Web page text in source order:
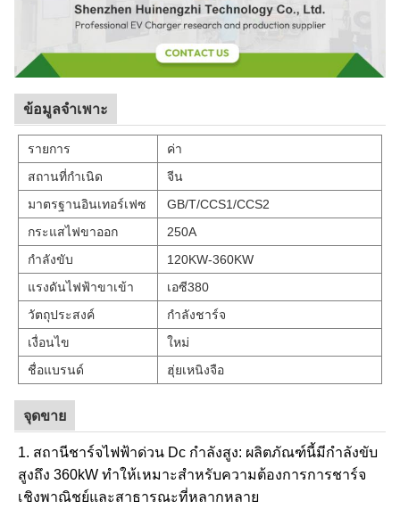
ข้อมูลจำเพาะ
รายการ
ค่า
สถานที่กำเนิด
จีน
มาตรฐานอินเทอร์เฟซ
GB/T/CCS1/CCS2
กระแสไฟขาออก
250A
กำลังขับ
120KW-360KW
แรงดันไฟฟ้าขาเข้า
เอซี380
วัตถุประสงค์
กำลังชาร์จ
เงื่อนไข
ใหม่
ชื่อแบรนด์
ฮุ่ยเหนิงจือ
จุดขาย
1. สถานีชาร์จไฟฟ้าด่วน Dc กำลังสูง: ผลิตภัณฑ์นี้มีกำลังขับ
สูงถึง 360kW ทำให้เหมาะสำหรับความต้องการการชาร์จ
เชิงพาณิชย์และสาธารณะที่หลากหลาย